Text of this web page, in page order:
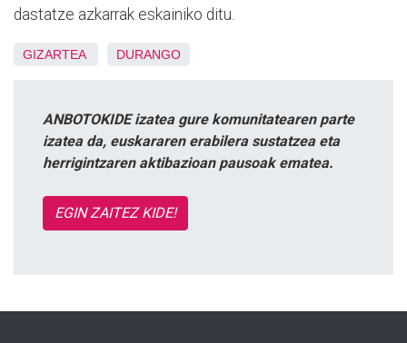
dastatze azkarrak eskainiko ditu.
GIZARTEA DURANGO
ANBOTOKIDE izatea gure komunitatearen parte
izatea da, euskararen erabilera sustatzea eta
herrigintzaren aktibazioan pausoak ematea.
EGIN ZAITEZ KIDE!